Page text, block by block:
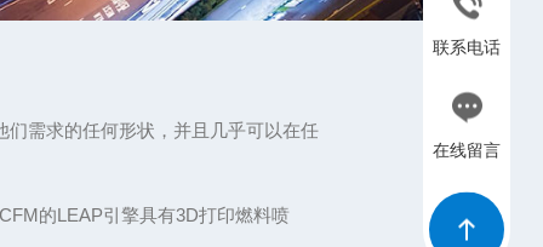
需求的任何形状，并且几乎可以在任
的LEAP引擎具有3D打印燃料喷
联系电话
在线留言